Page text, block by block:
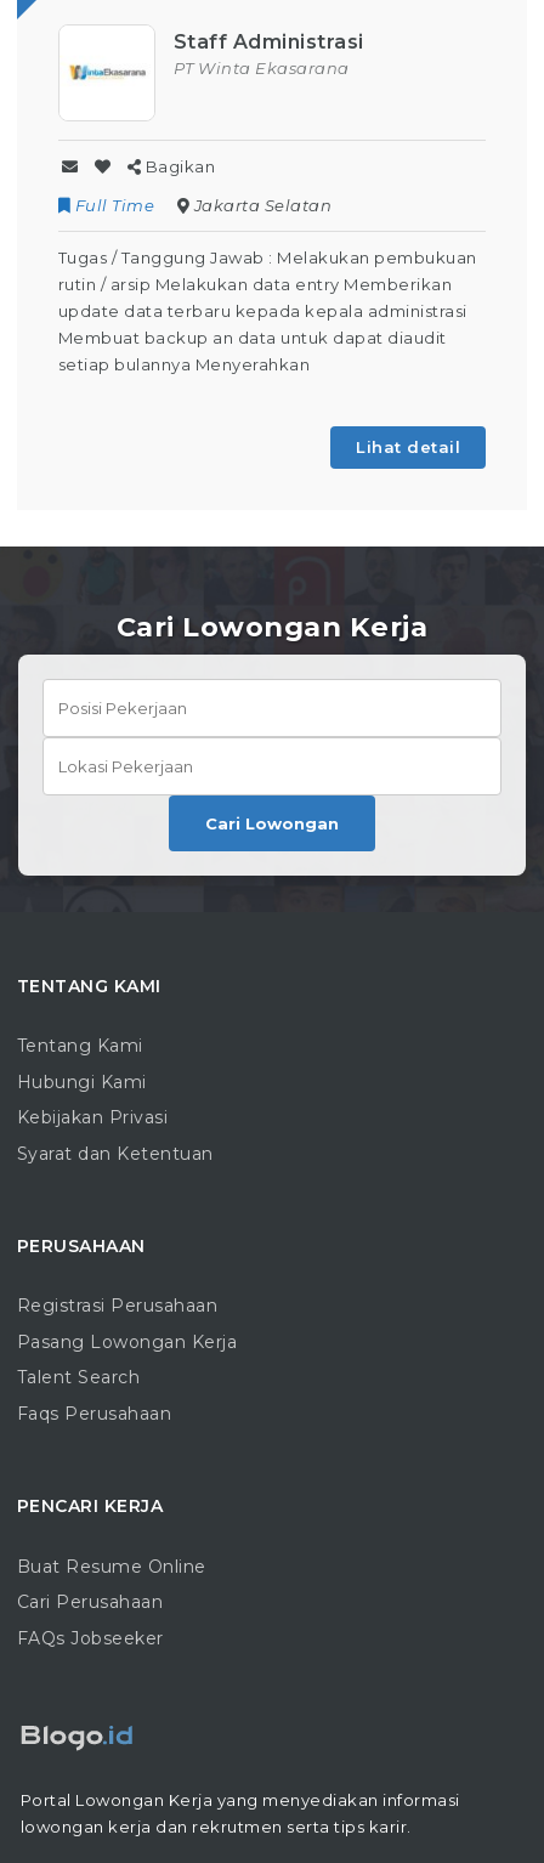
Staff Administrasi
PT Winta Ekasarana
Bagikan
Full Time
Jakarta Selatan
Tugas / Tanggung Jawab : Melakukan pembukuan
rutin / arsip Melakukan data entry Memberikan
update data terbaru kepada kepala administrasi
Membuat backup an data untuk dapat diaudit
setiap bulannya Menyerahkan
Lihat detail
Cari Lowongan Kerja
Cari Lowongan
TENTANG KAMI
Tentang Kami
Hubungi Kami
Kebijakan Privasi
Syarat dan Ketentuan
PERUSAHAAN
Registrasi Perusahaan
Pasang Lowongan Kerja
Talent Search
Faqs Perusahaan
PENCARI KERJA
Buat Resume Online
Cari Perusahaan
FAQs Jobseeker
Portal Lowongan Kerja yang menyediakan informasi
lowongan kerja dan rekrutmen serta tips karir.